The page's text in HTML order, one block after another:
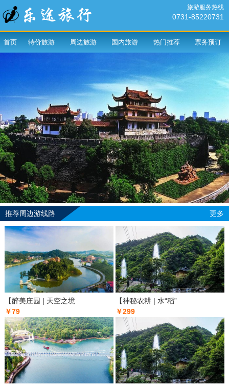
旅游服务热线
0731-85220731
首页 特价旅游 周边旅游 国内旅游 热门推荐 票务预订
推荐周边游线路 更多
【醉美庄园 | 天空之境
￥79
【神秘农耕 | 水“稻”
￥299